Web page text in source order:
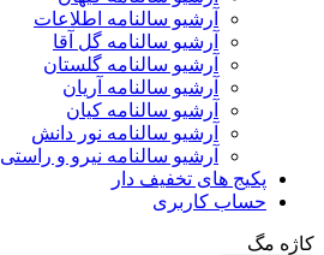
آرشیو سالنامه اطلاعات
آرشیو سالنامه گل آقا
آرشیو سالنامه گلستان
آرشیو سالنامه آریان
آرشیو سالنامه کیان
آرشیو سالنامه نور دانش
آرشیو سالنامه نیرو و راستی
پکیج های تخفیف دار
حساب کاربری
کاژه مگ